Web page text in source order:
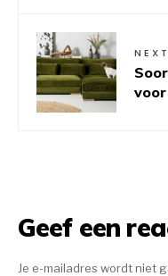
Geef een
Je e-mailadres wordt niet